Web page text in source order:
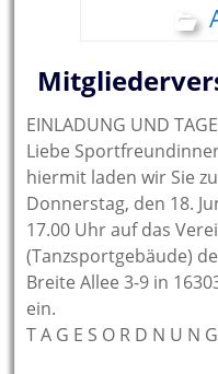
EINLADUNG UND
Liebe
hiermit laden wir Sie
Donnerstag, den 18.
17.00 Uhr auf das
(Tanzsportgebäude)
Breite Allee 3-9 in
ein.
T A G E S O R D N U N G